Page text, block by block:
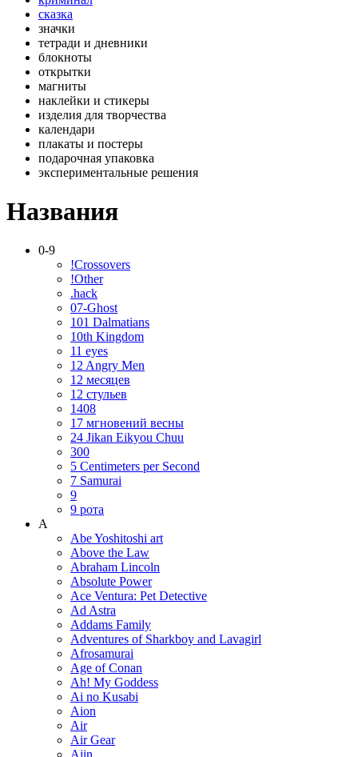
сказка
значки
тетради и дневники
блокноты
открытки
магниты
наклейки и стикеры
изделия для творчества
календари
плакаты и постеры
подарочная упаковка
экспериментальные решения
Названия
0-9
!Crossovers
!Other
.hack
07-Ghost
101 Dalmatians
10th Kingdom
11 eyes
12 Angry Men
12 месяцев
12 стульев
1408
17 мгновений весны
24 Jikan Eikyou Chuu
300
5 Centimeters per Second
7 Samurai
9
9 рота
A
Abe Yoshitoshi art
Above the Law
Abraham Lincoln
Absolute Power
Ace Ventura: Pet Detective
Ad Astra
Addams Family
Adventures of Sharkboy and Lavagirl
Afrosamurai
Age of Conan
Ah! My Goddess
Ai no Kusabi
Aion
Air
Air Gear